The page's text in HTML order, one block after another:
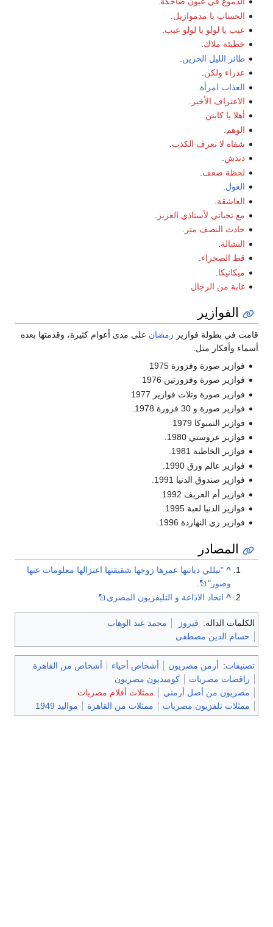
الحساب يا مدموازيل
عيب يا لولو يا لولو عيب
خطيئة ملاك.
طائر الليل الحزين
عذراء ولكن
العذاب امرأة
الاعتراف الأخير
أهلا يا كابتن.
الوهم
شفاه لا تعرف الكذب
دندش.
لحظة ضعف
الغول.
العاشقة
مع تحياتي لأستاذي العزيز
حادث النصف متر .
النشالة
قط الصحراء
ميكانيكا
غابة من الرجال
الفوازير
قامت في بطولة فوازير رمضان على مدى أعوام كثيرة، وقدمتها بعده
أسماء وأفكار مثل:
فوازير صورة وفزورة 1975
فوازير صورة وفزورتين 1976
فوازير صورة وتلات فوازير 1977
فوازير صورة و 30 فزورة 1978.
فوازير التمبوكا 1979
فوازير عروستي 1980.
فوازير الخاطبة 1981.
فوازير عالم ورق 1990.
فوازير صندوق الدنيا 1991.
فوازير أم العريف 1992.
فوازير الدنيا لعبة 1995.
فوازير زي النهاردة 1996.
المصادر
^ "نيللي ديانتها عمرها زوجها شقيقتها اعتزالها معلومات عنها
وصور"
^ اتحاد الاذاعة و التليفزيون المصرى
الكلمات الدالة: فيروز
محمد عبد الوهاب
حسام الدين مصطفى
تصنيفات: أرمن مصريون أشخاص أحياء
أشخاص من القاهرة
راقصات مصريات
كوميديون مصريون
مصريون من أصل أرمني
ممثلات أفلام مصريات
ممثلات تلفزيون مصريات
ممثلات من القاهرة مواليد 1949